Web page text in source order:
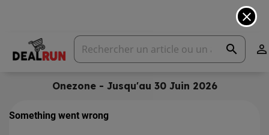
search 
close
Onezone - Jusqu'au 30 Juin 2026